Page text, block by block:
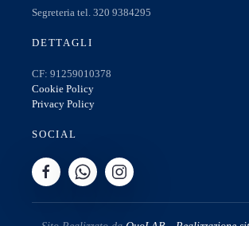
Segreteria tel. 320 9384295
DETTAGLI
CF: 91259010378
Cookie Policy
Privacy Policy
SOCIAL